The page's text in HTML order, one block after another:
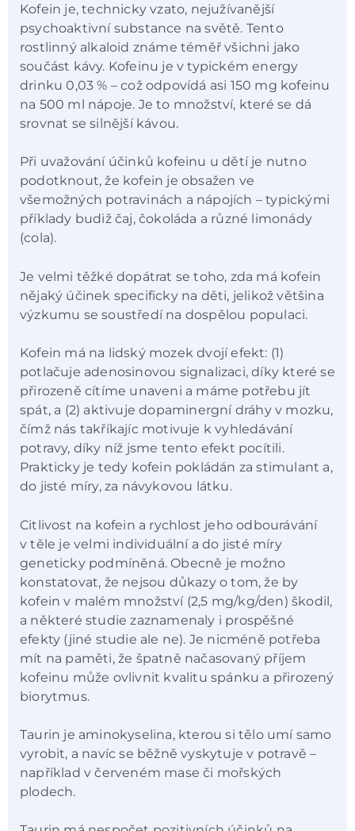
Kofein je, technicky vzato, nejužívanější
psychoaktivní substance na světě. Tento
rostlinný alkaloid známe téměř všichni jako
součást kávy. Kofeinu je v typickém energy
drinku 0,03 % – což odpovídá asi 150 mg kofeinu
na 500 ml nápoje. Je to množství, které se dá
srovnat se silnější kávou.
Při uvažování účinků kofeinu u dětí je nutno
podotknout, že kofein je obsažen ve
všemožných potravinách a nápojích – typickými
příklady budiž čaj, čokoláda a různé limonády
(cola).
Je velmi těžké dopátrat se toho, zda má kofein
nějaký účinek specificky na děti, jelikož většina
výzkumu se soustředí na dospělou populaci.
Kofein má na lidský mozek dvojí efekt: (1)
potlačuje adenosinovou signalizaci, díky které se
přirozeně cítíme unaveni a máme potřebu jít
spát, a (2) aktivuje dopaminergní dráhy v mozku,
čímž nás takříkajíc motivuje k vyhledávání
potravy, díky níž jsme tento efekt pocítili.
Prakticky je tedy kofein pokládán za stimulant a,
do jisté míry, za návykovou látku.
Citlivost na kofein a rychlost jeho odbourávání
v těle je velmi individuální a do jisté míry
geneticky podmíněná. Obecně je možno
konstatovat, že nejsou důkazy o tom, že by
kofein v malém množství (2,5 mg/kg/den) škodil,
a některé studie zaznamenaly i prospěšné
efekty (jiné studie ale ne). Je nicméně potřeba
mít na paměti, že špatně načasovaný příjem
kofeinu může ovlivnit kvalitu spánku a přirozený
biorytmus.
Taurin je aminokyselina, kterou si tělo umí samo
vyrobit, a navíc se běžně vyskytuje v potravě –
například v červeném mase či mořských
plodech.